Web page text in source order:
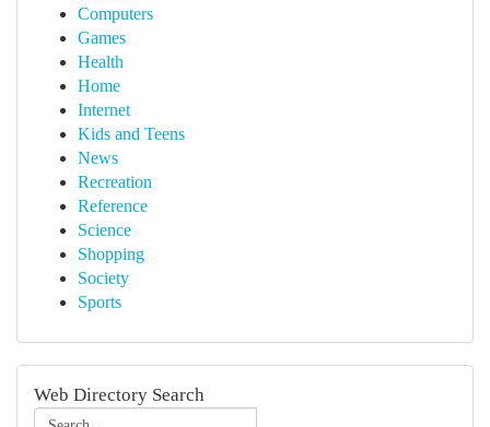
Computers
Games
Health
Home
Internet
Kids and Teens
News
Recreation
Reference
Science
Shopping
Society
Sports
Web Directory Search